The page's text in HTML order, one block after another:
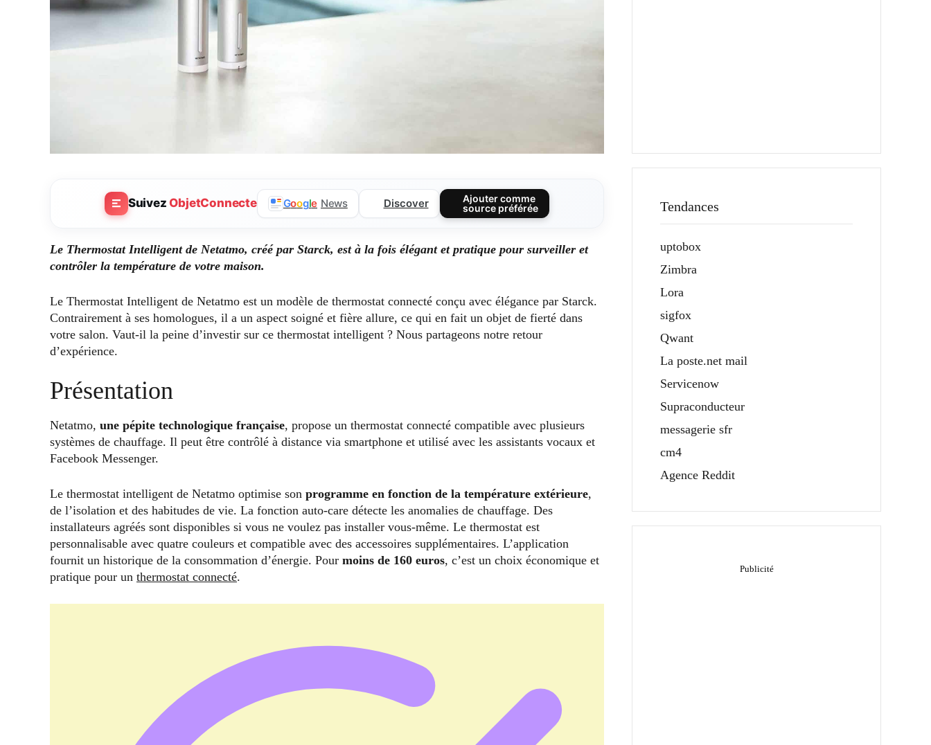
SuivezObjetConnecte Google News Discover
Ajouter comme
source préférée
Le Thermostat Intelligent de Netatmo, créé par Starck, est à la fois élégant et pratique pour surveiller et
contrôler la température de votre maison.
Le Thermostat Intelligent de Netatmo est un modèle de thermostat connecté conçu avec élégance par Starck.
Contrairement à ses homologues, il a un aspect soigné et fière allure, ce qui en fait un objet de fierté dans
votre salon. Vaut-il la peine d’investir sur ce thermostat intelligent ? Nous partageons notre retour
d’expérience.
Présentation
Netatmo, une pépite technologique française, propose un thermostat connecté compatible avec plusieurs
systèmes de chauffage. Il peut être contrôlé à distance via smartphone et utilisé avec les assistants vocaux et
Facebook Messenger.
Le thermostat intelligent de Netatmo optimise son programme en fonction de la température extérieure,
de l’isolation et des habitudes de vie. La fonction auto-care détecte les anomalies de chauffage. Des
installateurs agréés sont disponibles si vous ne voulez pas installer vous-même. Le thermostat est
personnalisable avec quatre couleurs et compatible avec des accessoires supplémentaires. L’application
fournit un historique de la consommation d’énergie. Pour moins de 160 euros, c’est un choix économique et
pratique pour un thermostat connecté.
Tendances
uptobox
Zimbra
Lora
sigfox
Qwant
La poste.net mail
Servicenow
Supraconducteur
messagerie sfr
cm4
Agence Reddit